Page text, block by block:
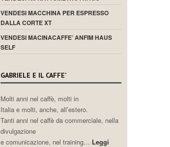
VENDESI MACCHINA PER ESPRESSO
DALLA CORTE XT
VENDESI MACINACAFFE’ ANFIM HAUS
SELF
GABRIELE E IL CAFFE’
Molti anni nel caffè, molti in
Italia e molti, anche, all’estero.
Tanti anni nel caffè da commerciale, nella
divulgazione
e comunicazione, nel training… Leggi